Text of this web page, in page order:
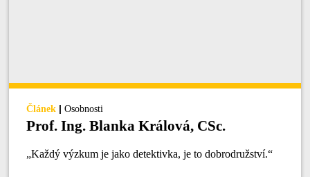
Článek | Osobnosti
Prof. Ing. Blanka Králová, CSc.
„Každý výzkum je jako detektivka, je to dobrodružství.“